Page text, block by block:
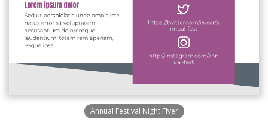
Annual Festival Night Flyer